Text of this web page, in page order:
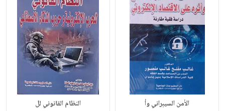
الأمن السيبراني وأ النظام القانوني لل